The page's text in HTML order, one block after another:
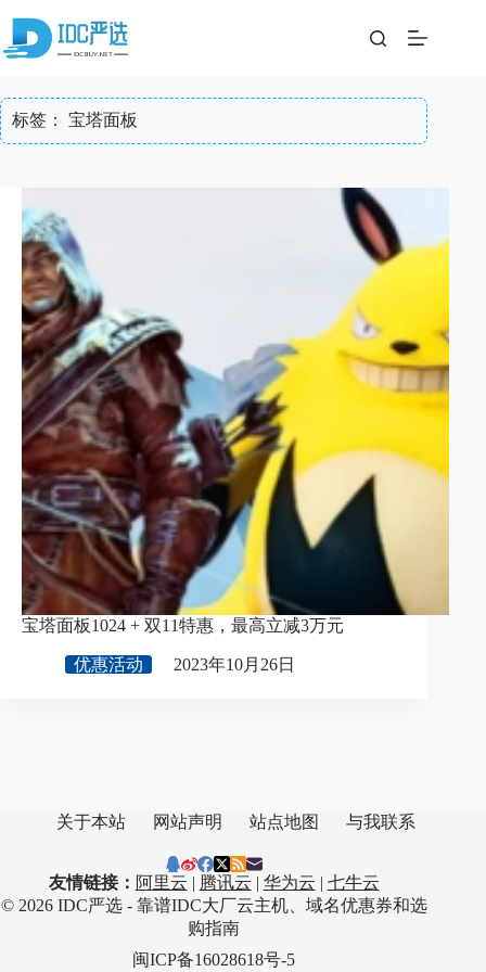
内
标签： 宝塔面板
宝塔面板1024 + 双11特惠，最高立减3万元
优惠活动 2023年10月26日
关于本站 网站声明 站点地图 与我联系
友情链接： 阿里云 | 腾讯云 | 华为云 | 七牛云
© 2026 IDC严选 - 靠谱IDC大厂云主机、域名优惠券和选
购指南
闽ICP备16028618号-5